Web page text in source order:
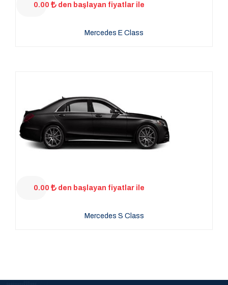
0.00 den başlayan fiyatlar ile
Mercedes E Class
0.00 den başlayan fiyatlar ile
Mercedes S Class